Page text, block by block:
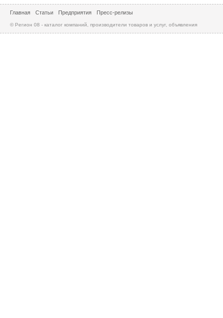
Главная Статьи Предприятия Пресс-релизы
© Регион 08 - каталог компаний, производители товаров и услуг, объявления